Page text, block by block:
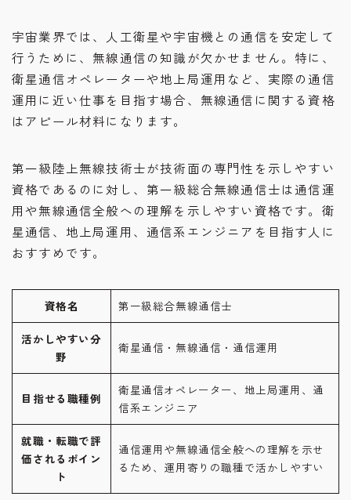
宇宙業界では、人工衛星や宇宙機との通信を安定して
行うために、無線通信の知識が欠かせません。特に、
衛星通信オペレーターや地上局運用など、実際の通信
運用に近い仕事を目指す場合、無線通信に関する資格
はアピール材料になります。
第一級陸上無線技術士が技術面の専門性を示しやすい
資格であるのに対し、第一級総合無線通信士は通信運
用や無線通信全般への理解を示しやすい資格です。衛
星通信、地上局運用、通信系エンジニアを目指す人に
おすすめです。
資格名 第一級総合無線通信士
活かしやすい分
野
衛星通信・無線通信・通信運用
目指せる職種例
衛星通信オペレーター、地上局運用、通
信系エンジニア
就職・転職で評
価されるポイン
ト
通信運用や無線通信全般への理解を示せ
るため、運用寄りの職種で活かしやすい